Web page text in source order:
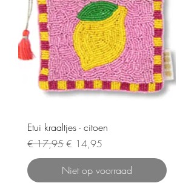
Etui kraaltjes - citoen
Normale prijs
€ 17,95Verkoopprijs
€ 14,95
Niet op voorraad